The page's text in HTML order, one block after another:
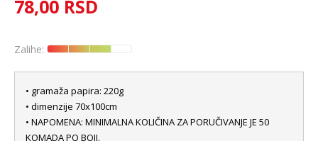
78,00 RSD
Zalihe:
• gramaža papira: 220g
• dimenzije 70x100cm
• NAPOMENA: MINIMALNA KOLIČINA ZA PORUČIVANJE JE 50
KOMADA PO BOJI.